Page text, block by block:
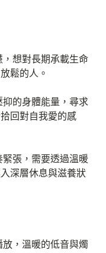
想對長期承載生命
鬆的人。
的身體能量，尋求
回對自我愛的感
張，需要透過溫暖
深層休息與滋養狀
，溫暖的低音與燭